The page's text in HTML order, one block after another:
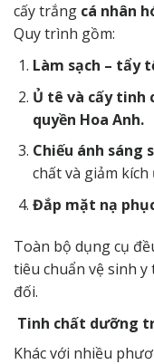
cấy trắng cá nhân
Quy trình gồm:
Làm sạch – tẩy
Ủ tê và cấy tinh
quyền Hoa Anh.
Chiếu ánh sáng
chất và giảm kích
Đắp mặt nạ
Toàn bộ dụng cụ
tiêu chuẩn vệ sinh
đối.
Tinh chất dưỡng
Khác với nhiều